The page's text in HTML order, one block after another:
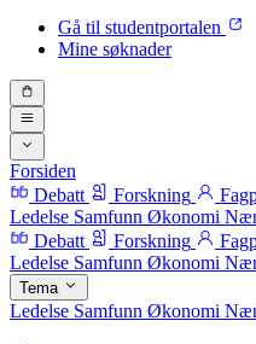
Gå til studentportalen
Mine søknader
Forsiden
Debatt
Forskning
Ledelse Samfunn Økonomi
Debatt
Forskning
Ledelse Samfunn Økonomi
Tema
Ledelse Samfunn Økonomi